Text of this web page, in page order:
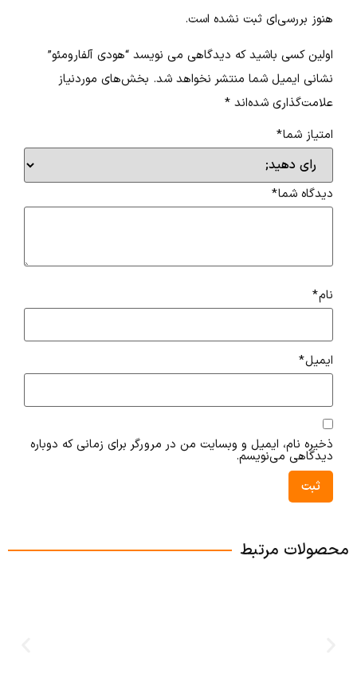
هنوز بررسی‌ای ثبت نشده است.
اولین کسی باشید که دیدگاهی می نویسد “هودی آلفارومئو”
نشانی ایمیل شما منتشر نخواهد شد. بخش‌های موردنیاز
علامت‌گذاری شده‌اند *
امتیاز شما*
دیدگاه شما*
نام*
ایمیل*
ذخیره نام، ایمیل و وبسایت من در مرورگر برای زمانی که دوباره
دیدگاهی می‌نویسم.
محصولات مرتبط